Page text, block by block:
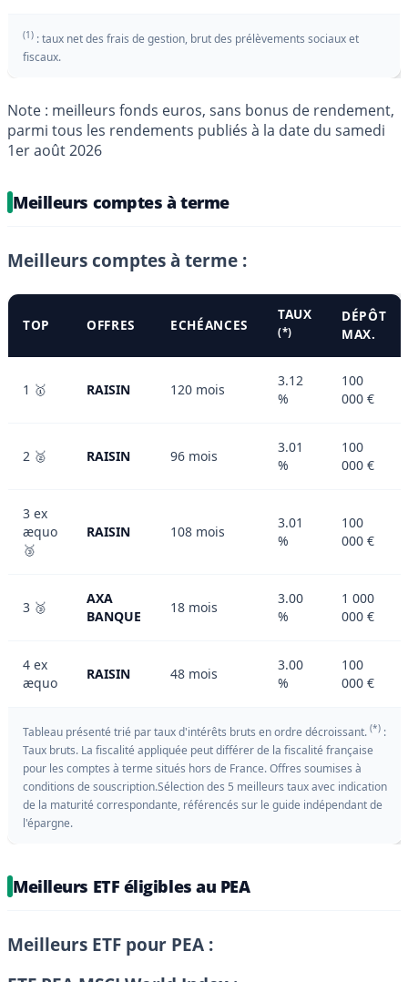
(1) : taux net des frais de gestion, brut des prélèvements sociaux et
fiscaux.
Note : meilleurs fonds euros, sans bonus de rendement,
parmi tous les rendements publiés à la date du samedi
1er août 2026
Meilleurs comptes à terme
Meilleurs comptes à terme :
TOP OFFRES ECHÉANCES
TAUX
(*)
DÉPÔT
MAX.
1 🥇 RAISIN 120 mois
3.12
%
100
000 €
2 🥈 RAISIN 96 mois
3.01
%
100
000 €
3 ex
æquo
🥉
RAISIN 108 mois
3.01
%
100
000 €
3 🥉
AXA
BANQUE
18 mois
3.00
%
1 000
000 €
4 ex
æquo
RAISIN 48 mois
3.00
%
100
000 €
Tableau présenté trié par taux d'intérêts bruts en ordre décroissant. (*) :
Taux bruts. La fiscalité appliquée peut différer de la fiscalité française
pour les comptes à terme situés hors de France. Offres soumises à
conditions de souscription.Sélection des 5 meilleurs taux avec indication
de la maturité correspondante, référencés sur le guide indépendant de
l'épargne.
Meilleurs ETF éligibles au PEA
Meilleurs ETF pour PEA :